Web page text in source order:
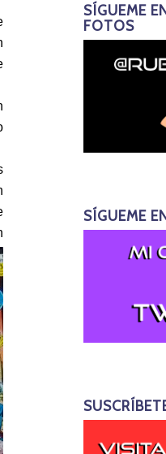
SÍGUEME
FOTOS
SÍGUEME